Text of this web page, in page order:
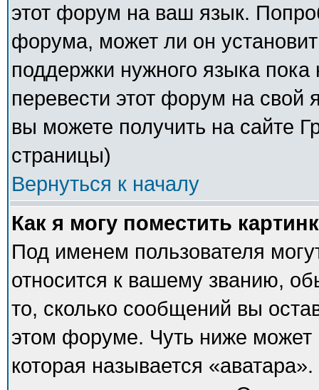
этот форум на ваш язык.
форума, может ли он
поддержки нужного языка
перевести этот форум на
вы можете получить на сайте
страницы)
Вернуться к началу
Как я могу поместить
Под именем пользователя
относится к вашему званию,
то, сколько сообщений вы
этом форуме. Чуть ниже может
которая называется